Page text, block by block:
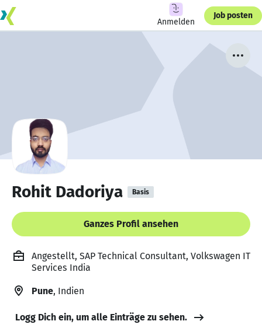
Anmelden
Job posten
Rohit Dadoriya Basis
Ganzes Profil ansehen
Angestellt, SAP Technical Consultant, Volkswagen IT
Services India
Pune, Indien
Logg Dich ein, um alle Einträge zu sehen.